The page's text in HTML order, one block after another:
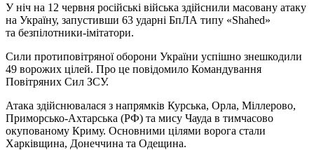
У ніч на 12 червня російські війська здійснили масовану атаку
на Україну, запустивши 63 ударні БпЛА типу «Shahed»
та безпілотники-імітатори.
Сили протиповітряної оборони України успішно знешкодили
49 ворожих цілей. Про це повідомило Командування
Повітряних Сил ЗСУ.
Атака здійснювалася з напрямків Курська, Орла, Міллерово,
Приморсько-Ахтарська (РФ) та мису Чауда в тимчасово
окупованому Криму. Основними цілями ворога стали
Харківщина, Донеччина та Одещина.